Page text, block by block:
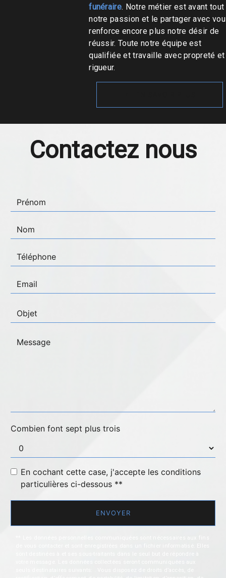
funéraire. Notre métier est avant tout
notre passion et le partager avec
renforce encore plus notre désir de
réussir. Toute notre équipe est
qualifiée et travaille avec propreté et
rigueur.
Contactez nous
Combien font sept plus trois
En cochant cette case, j'accepte les conditions
particulières ci-dessous **
ENVOYER